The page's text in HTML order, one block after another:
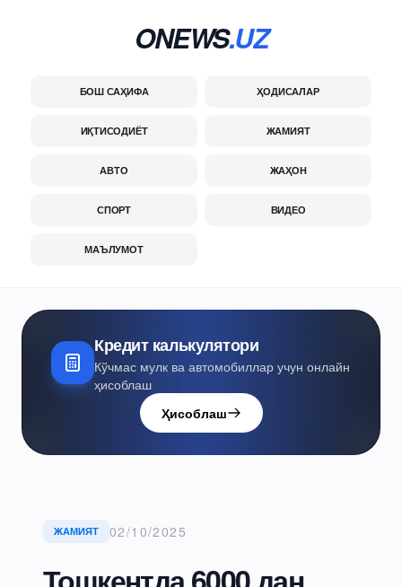
ONEWS.UZ
БОШ САҲИФА ҲОДИСАЛАР
ИҚТИСОДИЁТ ЖАМИЯТ
АВТО ЖАҲОН
СПОРТ ВИДЕО
МАЪЛУМОТ
Кредит калькулятори
Кўчмас мулк ва автомобиллар учун онлайн
ҳисоблаш
Ҳисоблаш
ЖАМИЯТ 02/10/2025